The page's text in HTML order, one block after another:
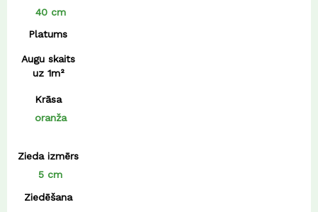
40 cm
Platums
Augu skaits
uz 1m²
Krāsa
oranža
Zieda izmērs
5 cm
Ziedēšana